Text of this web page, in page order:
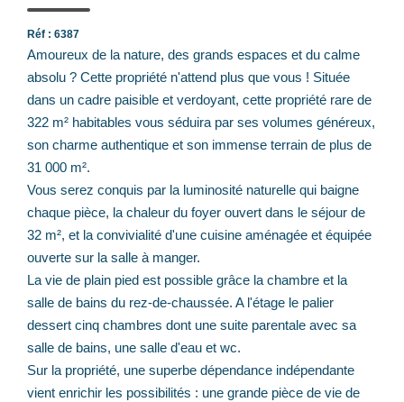
Réf : 6387
Amoureux de la nature, des grands espaces et du calme
absolu ? Cette propriété n'attend plus que vous ! Située
dans un cadre paisible et verdoyant, cette propriété rare de
322 m² habitables vous séduira par ses volumes généreux,
son charme authentique et son immense terrain de plus de
31 000 m².
Vous serez conquis par la luminosité naturelle qui baigne
chaque pièce, la chaleur du foyer ouvert dans le séjour de
32 m², et la convivialité d'une cuisine aménagée et équipée
ouverte sur la salle à manger.
La vie de plain pied est possible grâce la chambre et la
salle de bains du rez-de-chaussée. A l'étage le palier
dessert cinq chambres dont une suite parentale avec sa
salle de bains, une salle d'eau et wc.
Sur la propriété, une superbe dépendance indépendante
vient enrichir les possibilités : une grande pièce de vie de